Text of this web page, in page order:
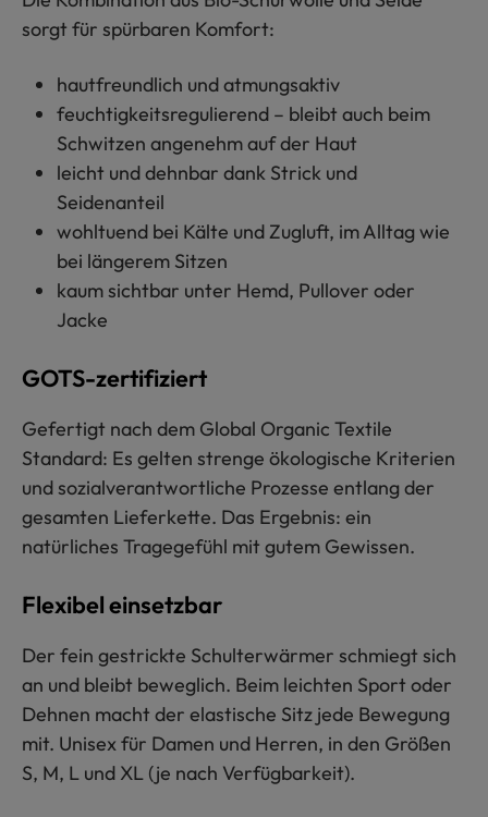
sorgt für spürbaren Komfort:
hautfreundlich und atmungsaktiv
feuchtigkeitsregulierend – bleibt auch beim
Schwitzen angenehm auf der Haut
leicht und dehnbar dank Strick und
Seidenanteil
wohltuend bei Kälte und Zugluft, im Alltag wie
bei längerem Sitzen
kaum sichtbar unter Hemd, Pullover oder
Jacke
GOTS-zertifiziert
Gefertigt nach dem Global Organic Textile
Standard: Es gelten strenge ökologische Kriterien
und sozialverantwortliche Prozesse entlang der
gesamten Lieferkette. Das Ergebnis: ein
natürliches Tragegefühl mit gutem Gewissen.
Flexibel einsetzbar
Der fein gestrickte Schulterwärmer schmiegt sich
an und bleibt beweglich. Beim leichten Sport oder
Dehnen macht der elastische Sitz jede Bewegung
mit. Unisex für Damen und Herren, in den Größen
S, M, L und XL (je nach Verfügbarkeit).